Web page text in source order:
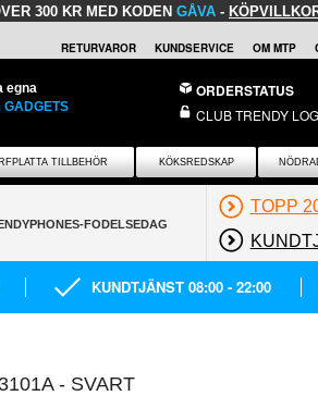
300 KR MED KODEN GÅVA -
RETURVAROR KUNDSERVICE OM MTP
egna
ORDERSTATUS
CLUB TRENDY
TILLBEHÖR KÖKSREDSKAP
TOPP
KUNDTJÄNST 08:00 - 22:00
- SVART